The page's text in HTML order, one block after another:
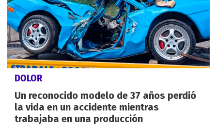
DOLOR
Un reconocido modelo de 37 años perdió
la vida en un accidente mientras
trabajaba en una producción